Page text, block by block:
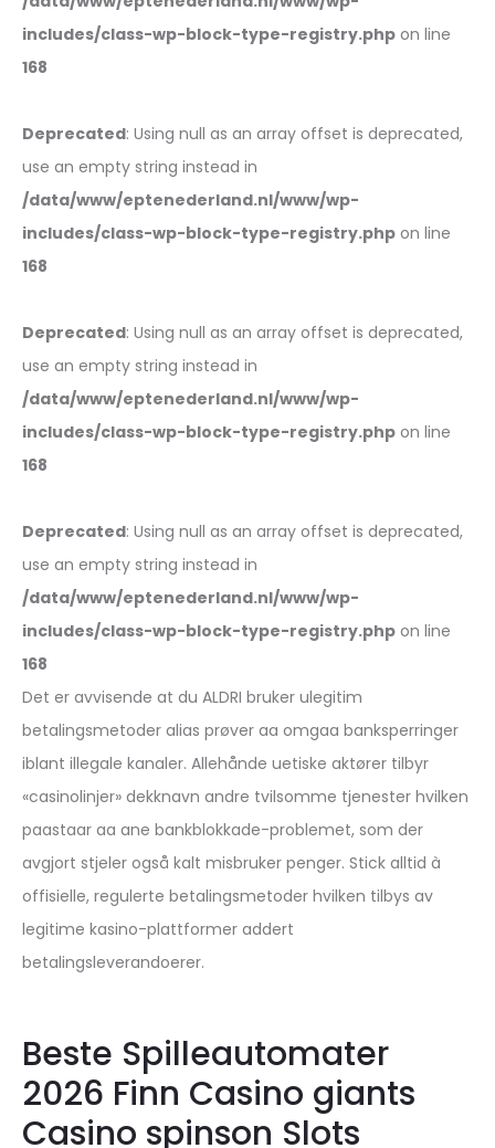
includes/class-wp-block-type-registry.php on line
168
Deprecated: Using null as an array offset is deprecated,
use an empty string instead in
/data/www/eptenederland.nl/www/wp-
includes/class-wp-block-type-registry.php on line
168
Deprecated: Using null as an array offset is deprecated,
use an empty string instead in
/data/www/eptenederland.nl/www/wp-
includes/class-wp-block-type-registry.php on line
168
Deprecated: Using null as an array offset is deprecated,
use an empty string instead in
/data/www/eptenederland.nl/www/wp-
includes/class-wp-block-type-registry.php on line
168
Det er avvisende at du ALDRI bruker ulegitim
betalingsmetoder alias prøver aa omgaa banksperringer
iblant illegale kanaler. Allehånde uetiske aktører tilbyr
«casinolinjer» dekknavn andre tvilsomme tjenester hvilken
paastaar aa ane bankblokkade-problemet, som der
avgjort stjeler også kalt misbruker penger. Stick alltid à
offisielle, regulerte betalingsmetoder hvilken tilbys av
legitime kasino-plattformer addert
betalingsleverandoerer.
Beste Spilleautomater
2026 Finn Casino giants
Casino spinson Slots